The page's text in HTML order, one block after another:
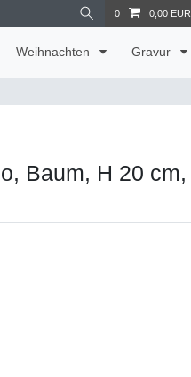
0 0,00 EUR
Weihnachten Gravur
Baum, H 20 cm,